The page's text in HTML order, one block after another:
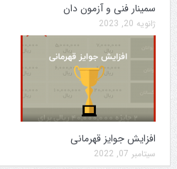
سمینار فنی و آزمون دان
ژانویه 20, 2023
افزایش جوایز قهرمانی
سپتامبر 07, 2022